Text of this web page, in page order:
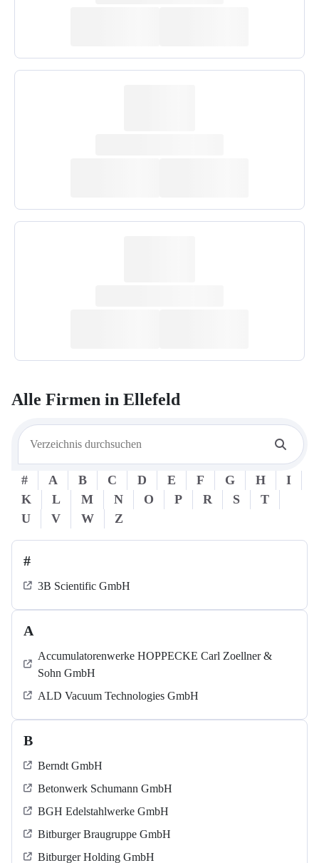
Alle Firmen in Ellefeld
# A B C D E F G H
I
K
L M N O P R S
T
U
V W Z
#
3B Scientific GmbH
A
Accumulatorenwerke HOPPECKE Carl Zoellner &
Sohn GmbH
ALD Vacuum Technologies GmbH
B
Berndt GmbH
Betonwerk Schumann GmbH
BGH Edelstahlwerke GmbH
Bitburger Braugruppe GmbH
Bitburger Holding GmbH